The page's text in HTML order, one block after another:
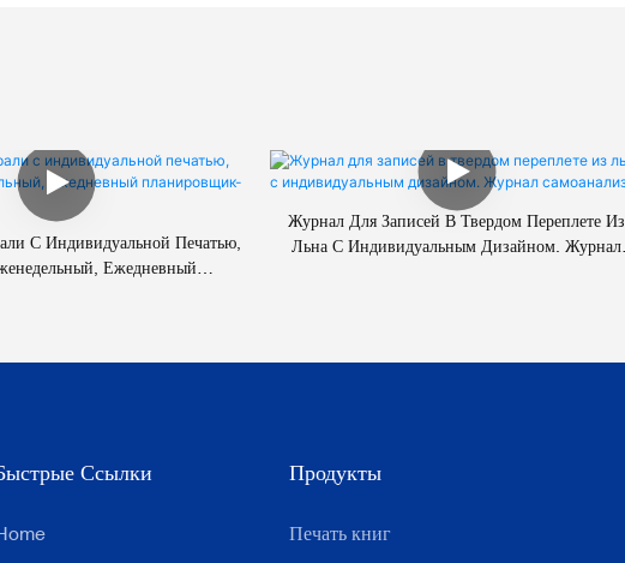
С Индивидуальной Печатью,
Ежедневный
Журнал Для Записей В Твердом Переплете Из
Льна С Индивидуальным Дизайном. Журнал
Ссылки Продукты
Печать книг